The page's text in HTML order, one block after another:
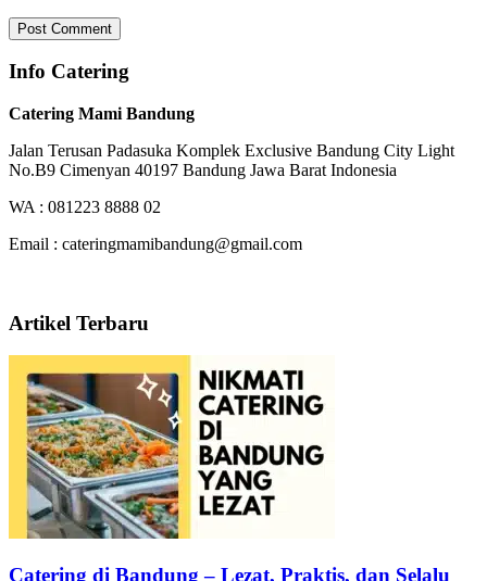
Info Catering
Catering Mami Bandung
Jalan Terusan Padasuka Komplek Exclusive Bandung City Light
No.B9 Cimenyan 40197 Bandung Jawa Barat Indonesia
WA : 081223 8888 02
Email : cateringmamibandung@gmail.com
Artikel Terbaru
Catering di Bandung – Lezat, Praktis, dan Selalu